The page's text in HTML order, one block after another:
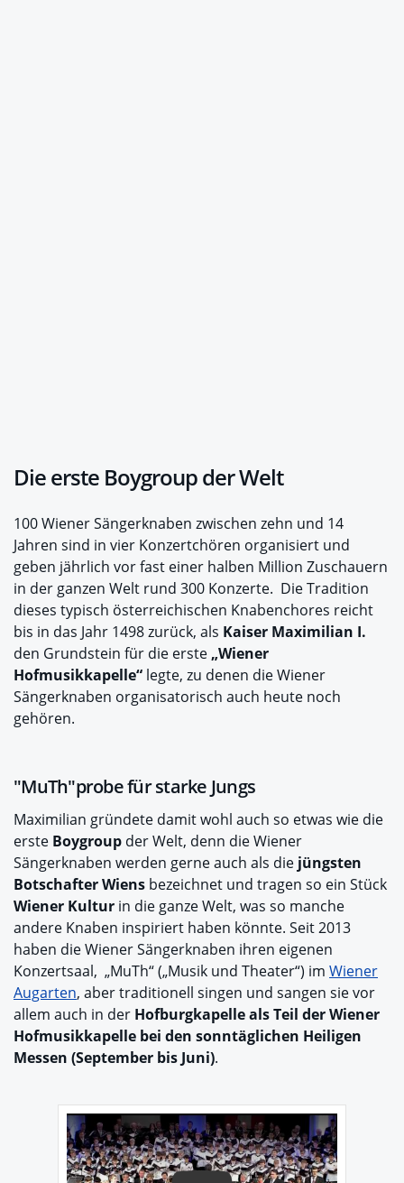
Die erste Boygroup der Welt
100 Wiener Sängerknaben zwischen zehn und 14
Jahren sind in vier Konzertchören organisiert und
geben jährlich vor fast einer halben Million Zuschauern
in der ganzen Welt rund 300 Konzerte. Die Tradition
dieses typisch österreichischen Knabenchores reicht
bis in das Jahr 1498 zurück, als Kaiser Maximilian I.
den Grundstein für die erste „Wiener
Hofmusikkapelle“ legte, zu denen die Wiener
Sängerknaben organisatorisch auch heute noch
gehören.
"MuTh"probe für starke Jungs
Maximilian gründete damit wohl auch so etwas wie die
erste Boygroup der Welt, denn die Wiener
Sängerknaben werden gerne auch als die jüngsten
Botschafter Wiens bezeichnet und tragen so ein Stück
Wiener Kultur in die ganze Welt, was so manche
andere Knaben inspiriert haben könnte. Seit 2013
haben die Wiener Sängerknaben ihren eigenen
Konzertsaal, „MuTh“ („Musik und Theater“) im Wiener
Augarten, aber traditionell singen und sangen sie vor
allem auch in der Hofburgkapelle als Teil der Wiener
Hofmusikkapelle bei den sonntäglichen Heiligen
Messen (September bis Juni).